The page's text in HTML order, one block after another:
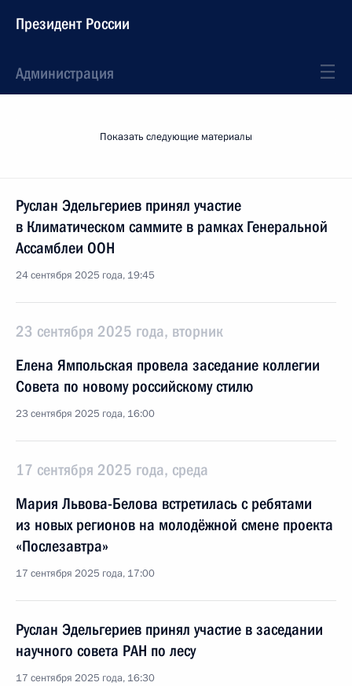
Президент России
Администрация
Показать следующие материалы
Руслан Эдельгериев принял участие
в Климатическом саммите в рамках Генеральной
Ассамблеи ООН
24 сентября 2025 года, 19:45
23 сентября 2025 года, вторник
Елена Ямпольская провела заседание коллегии
Совета по новому российскому стилю
23 сентября 2025 года, 16:00
17 сентября 2025 года, среда
Мария Львова-Белова встретилась с ребятами
из новых регионов на молодёжной смене проекта
«Послезавтра»
17 сентября 2025 года, 17:00
Руслан Эдельгериев принял участие в заседании
научного совета РАН по лесу
17 сентября 2025 года, 16:30